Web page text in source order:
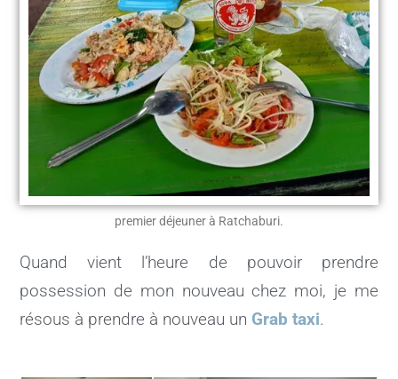
premier déjeuner à Ratchaburi.
Quand vient l’heure de pouvoir prendre
possession de mon nouveau chez moi, je me
résous à prendre à nouveau un Grab taxi.